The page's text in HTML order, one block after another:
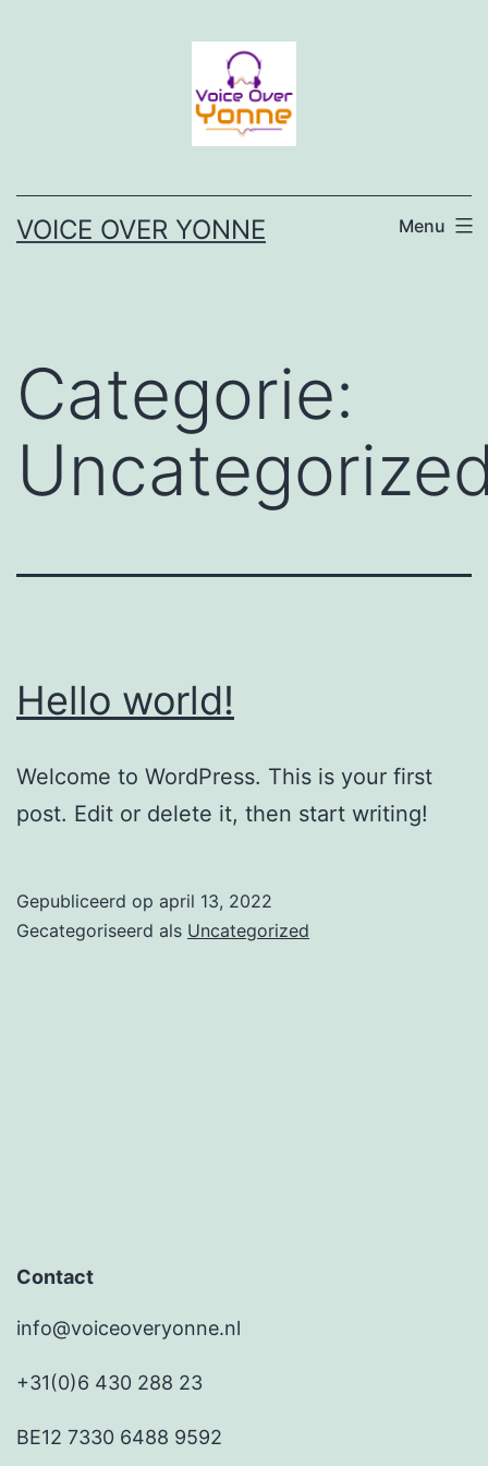
VOICE OVER YONNE Menu
Categorie:
Hello world!
Welcome to WordPress. This is your first
post. Edit or delete it, then start writing!
Gepubliceerd op april 13, 2022
Gecategoriseerd als Uncategorized
Contact
info@voiceoveryonne.nl
+31(0)6 430 288 23
BE12 7330 6488 9592